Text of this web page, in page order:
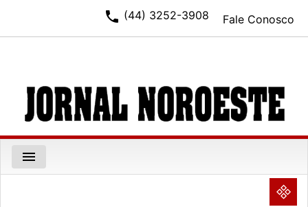
Fale Conosco
phone (44) 3252-3908
menu
NULL